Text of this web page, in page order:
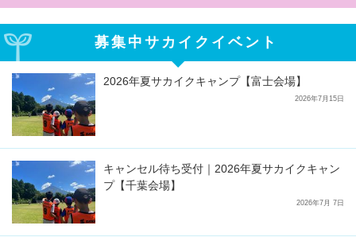
募集中サカイクイベント
2026年夏サカイクキャンプ【富士会場】
2026年7月15日
キャンセル待ち受付｜2026年夏サカイクキャン
プ【千葉会場】
2026年7月 7日